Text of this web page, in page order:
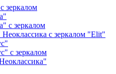
зеркалом
с зеркалом
с зеркалом "Elit"
с зеркалом